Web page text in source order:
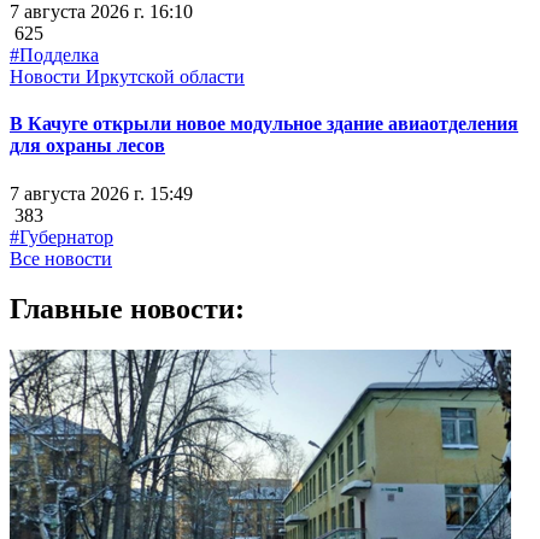
7 августа 2026 г. 16:10
625
#Подделка
Новости Иркутской области
В Качуге открыли новое модульное здание авиаотделения
для охраны лесов
7 августа 2026 г. 15:49
383
#Губернатор
Все новости
Главные новости: